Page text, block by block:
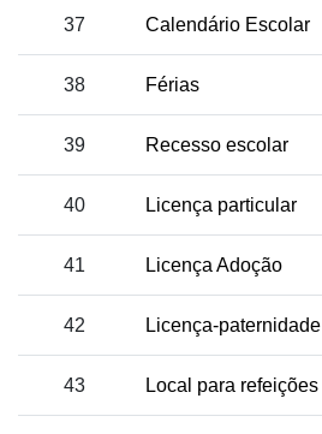
37 Calendário Escolar
38 Férias
39 Recesso escolar
40 Licença particular
41 Licença Adoção
42 Licença-paternidade
43 Local para refeições